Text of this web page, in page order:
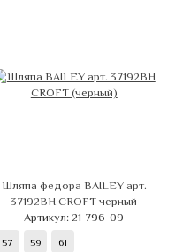
Шляпа федора BAILEY арт.
37192BH CROFT черный
Артикул: 21-796-09
57 59 61